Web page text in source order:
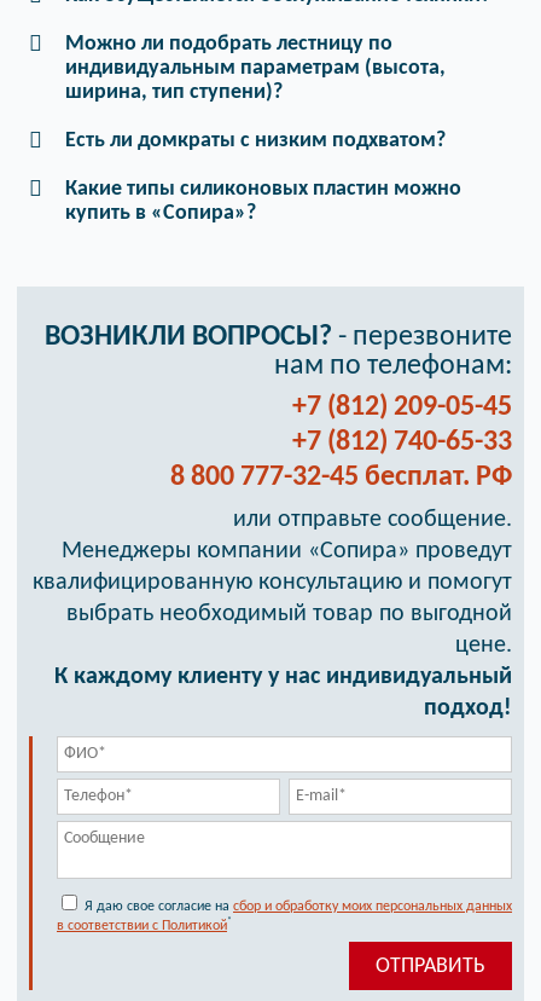
Можно ли подобрать лестницу по
индивидуальным параметрам (высота,
ширина, тип ступени)?
Есть ли домкраты с низким подхватом?
Какие типы силиконовых пластин можно
купить в «Сопира»?
ВОЗНИКЛИ ВОПРОСЫ? - перезвоните
нам по телефонам:
+7 (812) 209-05-45
+7 (812) 740-65-33
8 800 777-32-45 бесплат. РФ
или отправьте сообщение.
Менеджеры компании «Сопира» проведут
квалифицированную консультацию и помогут
выбрать необходимый товар по выгодной
цене.
К каждому клиенту у нас индивидуальный
подход!
Я даю свое согласие на сбор и обработку моих персональных данных
в соответствии с Политикой*